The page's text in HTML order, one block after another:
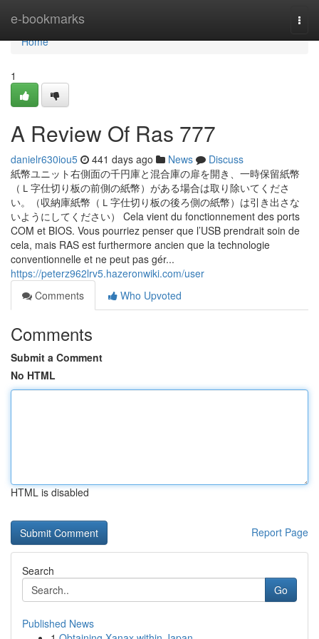
e-bookmarks
Home
Home
1
A Review Of Ras 777
danielr630iou5 441 days ago News
Discuss
紙幣ユニット右側面の千円庫と混合庫の扉を開き、一時保留紙幣
（Ｌ字仕切り板の前側の紙幣）がある場合は取り除いてくださ
い。（収納庫紙幣（Ｌ字仕切り板の後ろ側の紙幣）は引き出さな
いようにしてください） Cela vient du fonctionnement des ports
COM et BIOS. Vous pourriez penser que l’USB prendrait soin de
cela, mais RAS est furthermore ancien que la technologie
conventionnelle et ne peut pas gér...
https://peterz962lrv5.hazeronwiki.com/user
Comments
Who Upvoted
Comments
Submit a Comment
No HTML
HTML is disabled
Report Page
Search
Go
Published News